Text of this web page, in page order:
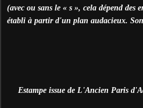
(avec ou sans le « s », cela dépend des
établi à partir d'un plan audacieux.
Estampe issue de L'Ancien Paris